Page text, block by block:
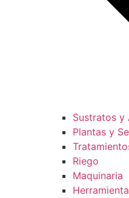
Sustratos y
Plantas y
Riego
Maquinaria